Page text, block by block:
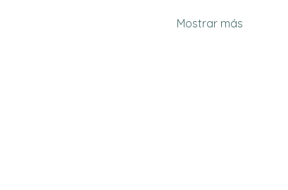
Mostrar más